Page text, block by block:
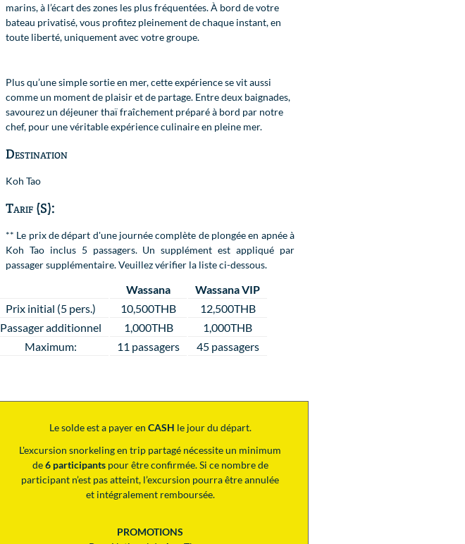
marins, à l’écart des zones les plus fréquentées. À bord de votre
bateau privatisé, vous profitez pleinement de chaque instant, en
toute liberté, uniquement avec votre groupe.
Plus qu’une simple sortie en mer, cette expérience se vit aussi
comme un moment de plaisir et de partage. Entre deux baignades,
savourez un déjeuner thaï fraîchement préparé à bord par notre
chef, pour une véritable expérience culinaire en pleine mer.
Destination
Koh Tao
Tarif (S):
** Le prix de départ d'une journée complète de plongée en apnée à
Koh Tao inclus 5 passagers. Un supplément est appliqué par
passager supplémentaire. Veuillez vérifier la liste ci-dessous.
Wassana
Wassana VIP
Prix initial (5 pers.)
10,500THB
12,500THB
Passager additionnel
1,000THB
1,000THB
Maximum:
11 passagers 45 passagers
Le solde est a payer en CASH le jour du départ.
L'excursion snorkeling en trip partagé nécessite un minimum
de6 participantspour être confirmée. Si ce nombre de
participant n’est pas atteint, l’excursion pourra être annulée
et intégralement remboursée.
PROMOTIONS